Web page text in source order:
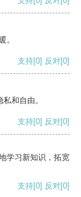
。
支持[0] 反对[0]
和自由。
支持[0] 反对[0]
学习新知识，拓宽
支持[0] 反对[0]